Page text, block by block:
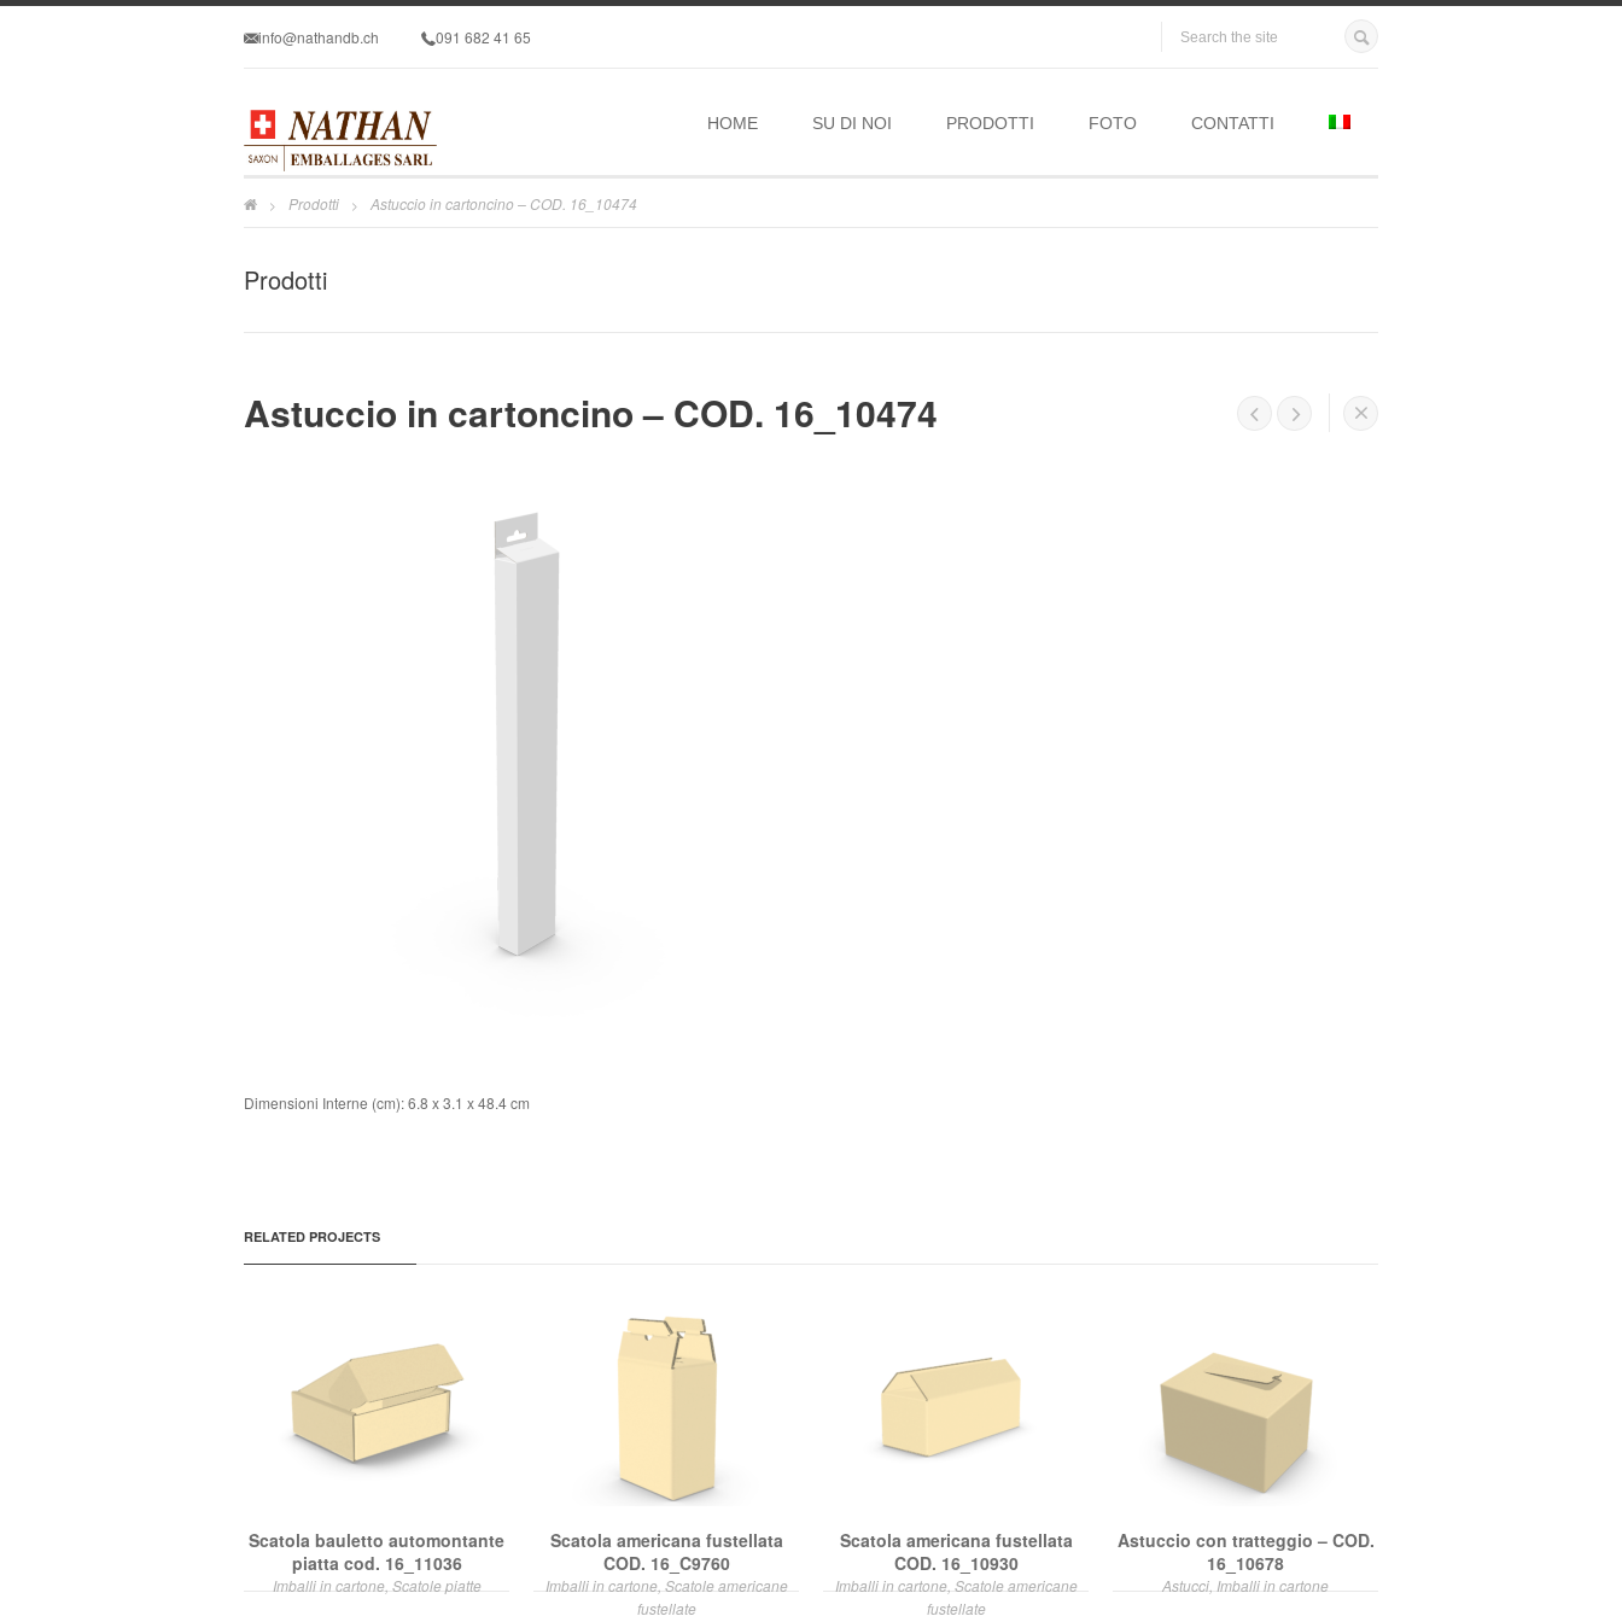
info@nathandb.ch 091 682 41 65
HOME SU DI NOI PRODOTTI FOTO CONTATTI
> Prodotti > Astuccio in cartoncino – COD. 16_10474
Prodotti
Astuccio in cartoncino – COD. 16_10474   
Dimensioni Interne (cm): 6.8 x 3.1 x 48.4 cm
RELATED PROJECTS
Scatola bauletto automontante
piatta cod. 16_11036
Imballi in cartone, Scatole piatte
Scatola americana fustellata
COD. 16_C9760
Imballi in cartone, Scatole americane
fustellate
Scatola americana fustellata
COD. 16_10930
Imballi in cartone, Scatole americane
fustellate
Astuccio con tratteggio – COD.
16_10678
Astucci, Imballi in cartone